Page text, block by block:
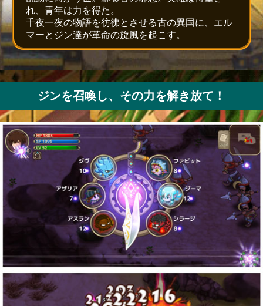
れ、青年は力を得た。
千夜一夜の物語を彷彿とさせる古の異国に、エル
マーとジン達が革命の旋風を起こす。
ジンを召喚し、その力を解き放て！